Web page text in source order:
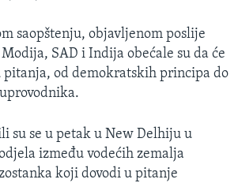
saopštenju, objavljenom poslije
SAD i Indija obećale su da će
pitanja, od demokratskih principa do
su se u petak u New Delhiju u
između vodećih zemalja
koji dovodi u pitanje